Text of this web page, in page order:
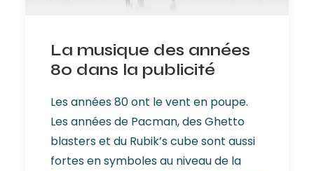
La musique des années
80 dans la publicité
Les années 80 ont le vent en poupe.
Les années de Pacman, des Ghetto
blasters et du Rubik’s cube sont aussi
fortes en symboles au niveau de la